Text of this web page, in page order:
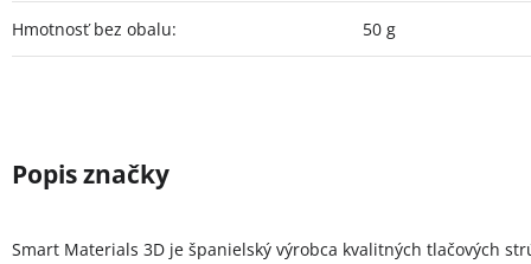
Hmotnosť bez obalu: 50 g
Smart Materials 3D je španielský výrobca kvalitných tlačových